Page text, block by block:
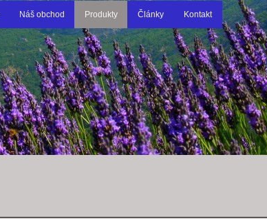
Náš obchod Produkty Články Kontakt